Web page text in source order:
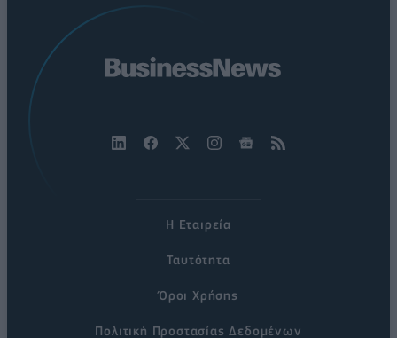
Η Εταιρεία
Ταυτότητα
Όροι Χρήσης
Πολιτική Προστασίας Δεδομένων